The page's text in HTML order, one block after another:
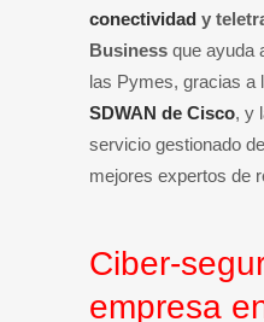
conectividad y
Business que ayuda
las Pymes, gracias a
SDWAN de Cisco, y
servicio gestionado
mejores expertos de
Ciber-
empresa